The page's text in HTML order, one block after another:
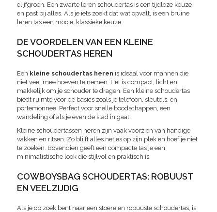
olijfgroen. Een zwarte leren schoudertas is een tijdloze keuze
en past bij alles. Als je iets zoekt dat wat opvalt, is een bruine
leren tas een mooie, klassieke keuze.
DE VOORDELEN VAN EEN KLEINE
SCHOUDERTAS HEREN
Een kleine schoudertas heren is ideaal voor mannen die
niet veel mee hoeven te nemen. Het is compact, licht en
makkelijk om je schouder te dragen. Een kleine schoudertas
biedt ruimte voor de basics zoals je telefoon, sleutels, en
portemonnee. Perfect voor snelle boodschappen, een
wandeling of als je even de stad in gaat.
Kleine schoudertassen heren zijn vaak voorzien van handige
vakken en ritsen. Zo blijft alles netjes op zijn plek en hoef je niet
te zoeken. Bovendien geeft een compacte tas je een
minimalistische look die stijlvol en praktisch is.
COWBOYSBAG SCHOUDERTAS: ROBUUST
EN VEELZIJDIG
Als je op zoek bent naar een stoere en robuuste schoudertas, is